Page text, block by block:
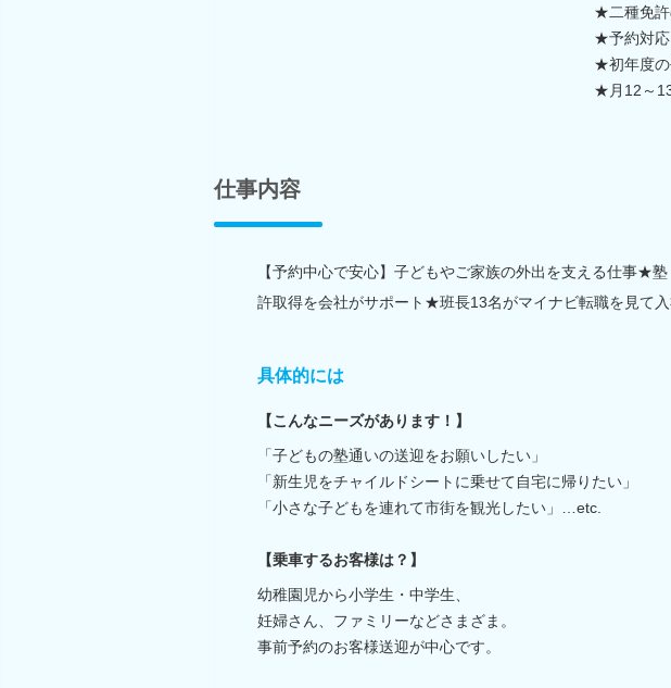
★二種免許
★予約対応
★初年度の
★月12～
仕事内容
【予約中心で安心】子どもやご家族の外出を支える仕事★
許取得を会社がサポート★班長13名がマイナビ転職を見て
具体的には
【こんなニーズがあります！】
「子どもの塾通いの送迎をお願いしたい」
「新生児をチャイルドシートに乗せて自宅に帰りたい」
「小さな子どもを連れて市街を観光したい」…etc.
【乗車するお客様は？】
幼稚園児から小学生・中学生、
妊婦さん、ファミリーなどさまざま。
事前予約のお客様送迎が中心です。